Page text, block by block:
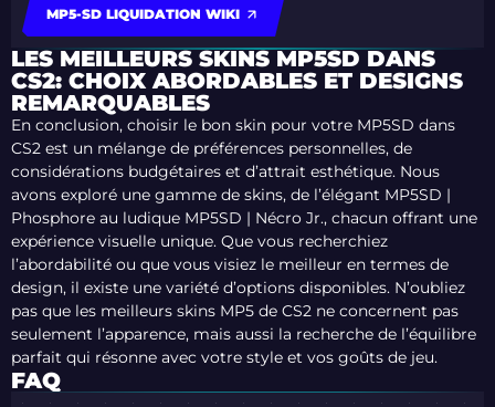
MP5-SD LIQUIDATION WIKI
LES MEILLEURS SKINS MP5SD DANS
CS2: CHOIX ABORDABLES ET DESIGNS
REMARQUABLES
En conclusion, choisir le bon skin pour votre MP5SD dans
CS2 est un mélange de préférences personnelles, de
considérations budgétaires et d’attrait esthétique. Nous
avons exploré une gamme de skins, de l’élégant MP5SD |
Phosphore au ludique MP5SD | Nécro Jr., chacun offrant une
expérience visuelle unique. Que vous recherchiez
l’abordabilité ou que vous visiez le meilleur en termes de
design, il existe une variété d’options disponibles. N’oubliez
pas que les meilleurs skins MP5 de CS2 ne concernent pas
seulement l’apparence, mais aussi la recherche de l’équilibre
parfait qui résonne avec votre style et vos goûts de jeu.
FAQ